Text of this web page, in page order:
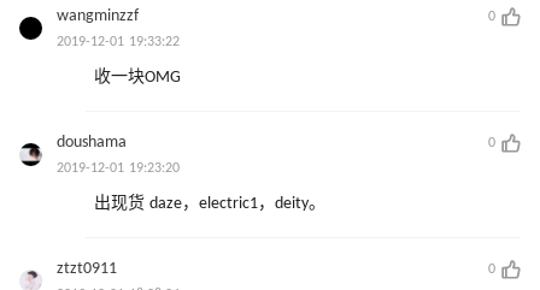
wangminzzf
0
2019-12-01 19:33:22
收一块OMG
doushama
0
2019-12-01 19:23:20
出现货 daze，electric1，deity。
ztzt0911
0